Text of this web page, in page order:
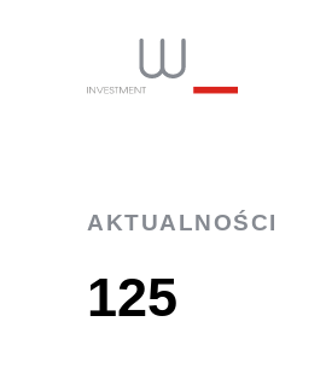
AKTUALNOŚCI
125